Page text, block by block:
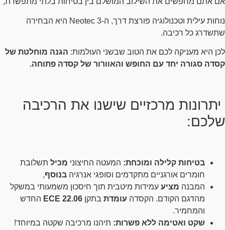
נוחות עילית וטכנולוגיה פורצת דרך, ה-Neotec 3 היא הבחירה
שתשדרג כל רכיבה.
לכן היא מעניקה לכם את הטוב שבשני העולמות: הגנה מוחלטת של
קסדה סגורה יחד עם החופש והאוורור של קסדה פתוחה.
יתרונות מרכזיים שישנו את הרכיבה
שלכם:
בטיחות קלילה ומוכחת: המעטה החיצוני מכיל תשלובת
חומרים אורגניים מתקדמים וסופגי אנרגיה בנוסף,
המבנה מציע עמידות מיטבית תוך חיסכון משמעותי במשקל
מהדגם הקודם. הקסדה עומדת בתקן ECE 22.06 החדש
והמחמיר.
שקט ואטימה ללא פשרות: תיהנו מרכיבה שקטה במיוחד!